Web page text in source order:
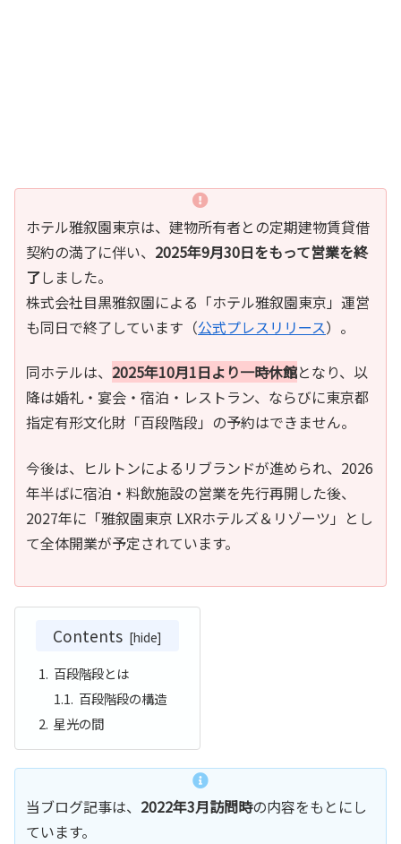
ホテル雅叙園東京は、建物所有者との定期建物賃貸借
契約の満了に伴い、 2025年9月30日をもって営業を終
了しました。
株式会社目黒雅叙園による「ホテル雅叙園東京」運営
も同日で終了しています（公式プレスリリース）。
同ホテルは、 2025年10月1日より一時休館となり、以
降は婚礼・宴会・宿泊・レストラン、ならびに東京都
指定有形文化財「百段階段」の予約はできません。
今後は、ヒルトンによるリブランドが進められ、2026
年半ばに宿泊・料飲施設の営業を先行再開した後、
2027年に「雅叙園東京 LXRホテルズ＆リゾーツ」とし
て全体開業が予定されています。
Contents
百段階段とは
百段階段の構造
星光の間
当ブログ記事は、 2022年3月訪問時の内容をもとにし
ています。